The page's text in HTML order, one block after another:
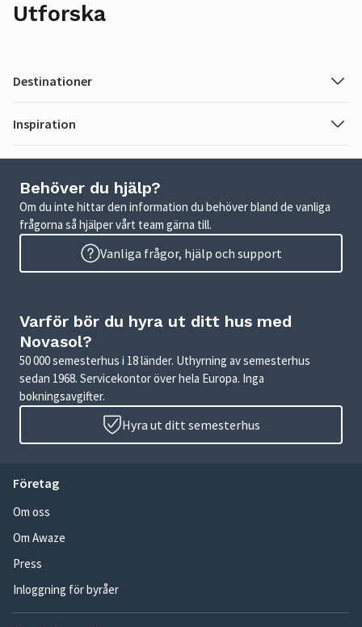
Utforska
Destinationer
Inspiration
Behöver du hjälp?
Om du inte hittar den information du behöver bland de vanliga
frågorna så hjälper vårt team gärna till.
Vanliga frågor, hjälp och support
Varför bör du hyra ut ditt hus med
Novasol?
50 000 semesterhus i 18 länder. Uthyrning av semesterhus
sedan 1968. Servicekontor över hela Europa. Inga
bokningsavgifter.
Hyra ut ditt semesterhus
Företag
Om oss
Om Awaze
Press
Inloggning för byråer